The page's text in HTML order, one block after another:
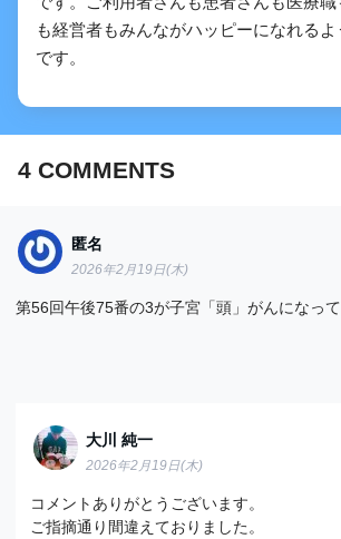
も経営者もみんながハッピーになれる
です。
4COMMENTS
匿名
2026年2月19日(木)
第56回午後75番の3が子宮「頭」がんになって
大川 純一
2026年2月19日(木)
コメントありがとうございます。
ご指摘通り間違えておりました。